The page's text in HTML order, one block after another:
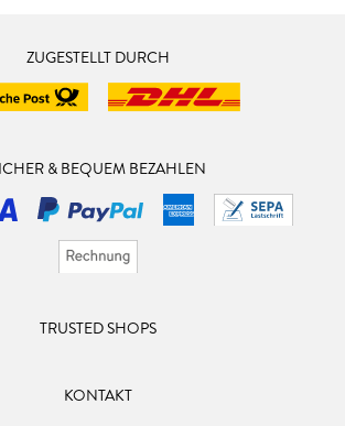
ZUGESTELLT DURCH
& BEQUEM BEZAHLEN
TRUSTED SHOPS
KONTAKT